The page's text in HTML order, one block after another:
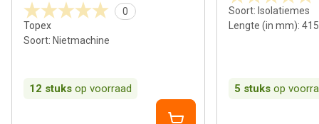
0
Topex
Soort: Nietmachine
12 stuks op voorraad
Soort: Isolatiemes
Lengte (in mm): 415
5 stuks op